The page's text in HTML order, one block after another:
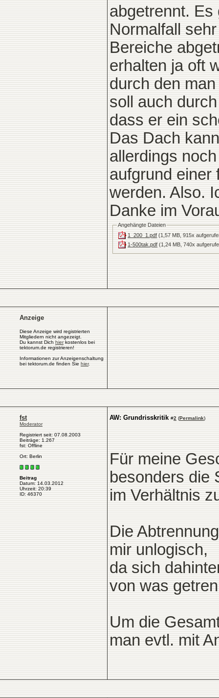
abgetrennt.
Normalfall
Bereiche
erhalten ja oft
durch den
soll auch
dass er ein
Das Dach
allerdings
aufgrund einer
werden. Also.
Danke im
Angehängte Dateien
1_200_1.pdf(1,57 MB, 915x
1-500tak.pdf (1,24 MB, 740x
Anzeige
Diese Anzeige wird registrierten
Mitgliedern nicht angezeigt.
Du kannst Dich hierkostenlos bei
tektorum.de registrieren!
Informationen zur Anzeigenschaltung
bei tektorum.de finden Sie hier.
fst
Moderator
Registriert seit: 07.08.2003
Beiträge: 1.267
fst: Offline
Ort: Berlin
Beitrag
Datum: 14.03.2012
Uhrzeit: 20:39
ID: 46370
AW: Grundrisskritik #2 (Permalink)
Für meine
besonders die
im Verhältnis
Die
mir unlogisch,
da sich
von was
Um die
man evtl. mit